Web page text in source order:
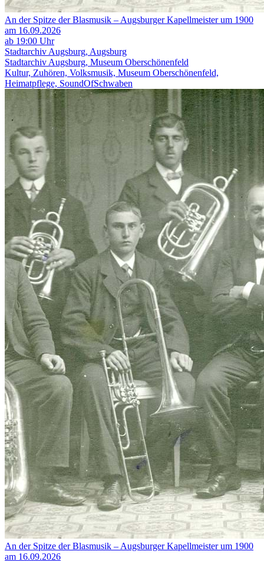
An der Spitze der Blasmusik – Augsburger Kapellmeister um 1900
am 16.09.2026
ab 19:00 Uhr
Stadtarchiv Augsburg, Augsburg
Stadtarchiv Augsburg, Museum Oberschönenfeld
Kultur, Zuhören, Volksmusik, Museum Oberschönenfeld,
Heimatpflege, SoundOfSchwaben
An der Spitze der Blasmusik – Augsburger Kapellmeister um 1900
am 16.09.2026